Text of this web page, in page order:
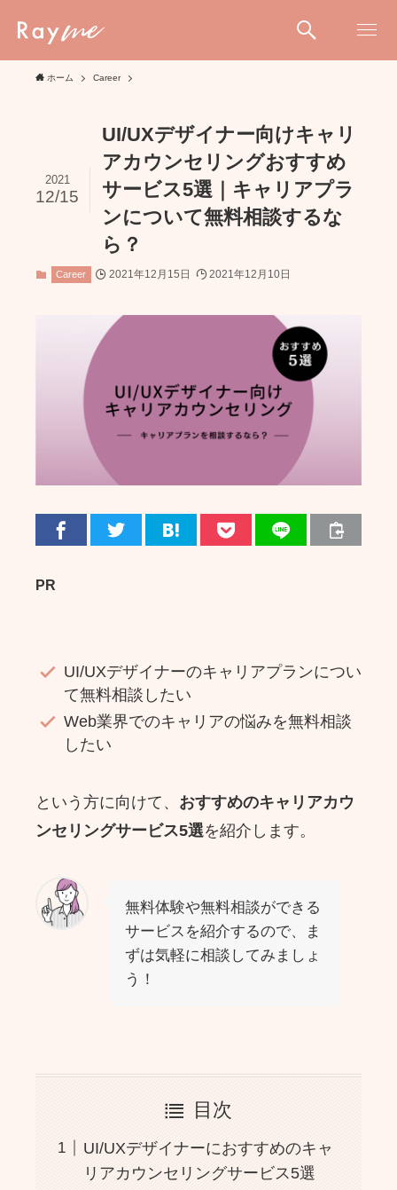
ホーム Career
UI/UXデザイナー向けキャリ
アカウンセリングおすすめ
サービス5選｜キャリアプラ
ンについて無料相談するな
ら？
2021
12/15
Career 2021年12月15日 2021年12月10日
PR
UI/UXデザイナーのキャリアプランについ
て無料相談したい
Web業界でのキャリアの悩みを無料相談
したい
という方に向けて、 おすすめのキャリアカウ
ンセリングサービス5選を紹介します。
無料体験や無料相談ができる
サービスを紹介するので、ま
ずは気軽に相談してみましょ
う！
目次
UI/UXデザイナーにおすすめのキャ
リアカウンセリングサービス5選